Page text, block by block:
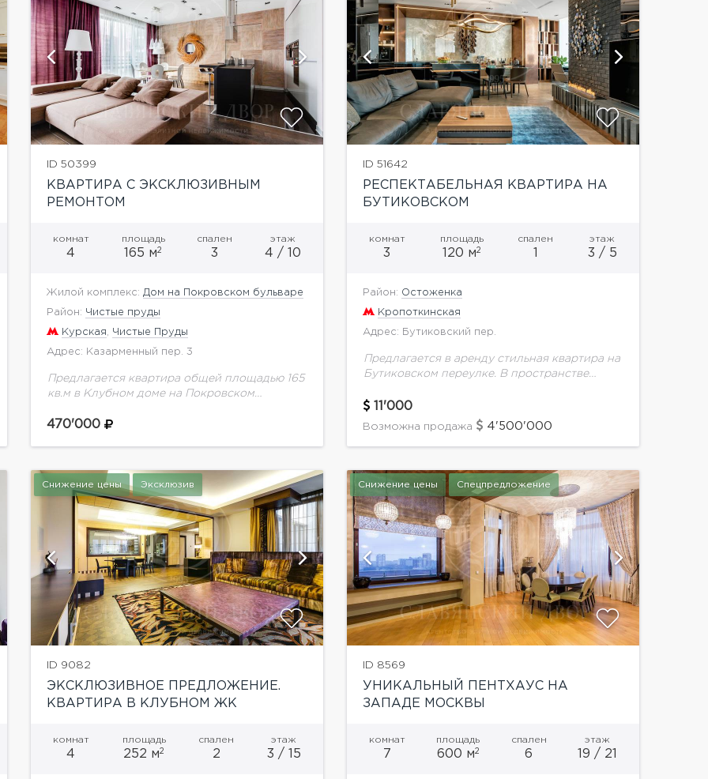
ID 50399
КВАРТИРА С ЭКСКЛЮЗИВНЫМ
РЕМОНТОМ
комнат
4
площадь
165 м2
спален
3
этаж
4 / 10
Жилой комплекс: Дом на Покровском бульваре
Район: Чистые пруды
Курская Чистые Пруды
Адрес: Казарменный пер. 3
Предлагается квартира общей площадью 165
кв.м в Клубном доме на Покровском
охрана, подземный паркинг. В квартире
470'000
показать ещё 1 фотографию
ID 51642
РЕСПЕКТАБЕЛЬНАЯ КВАРТИРА НА
БУТИКОВСКОМ
комнат
3
площадь
120 м2
спален этаж
3 / 5
Район: Остоженка
Кропоткинская
Адрес: Бутиковский пер.
Предлагается в аренду стильная квартира на
Бутиковском переулке. В пространстве
оттенки.Максимально открытое
пространство и неординарная планировка
включает в себя просторную гостиную, зону
отдыха,...
11'000
Возможна продажа 4'500'000
Снижение цены Эксклюзив
ID 9082
ЭКСКЛЮЗИВНОЕ ПРЕДЛОЖЕНИЕ.
КВАРТИРА В КЛУБНОМ ЖК
комнат
4
площадь
252 м2
спален
2
этаж
3 / 15
показать ещё 36 фотографий
Снижение цены Спецпредложение
ID 8569
УНИКАЛЬНЫЙ ПЕНТХАУС НА
ЗАПАДЕ МОСКВЫ
комнат
7
площадь
600 м2
спален
6
этаж
19 / 21